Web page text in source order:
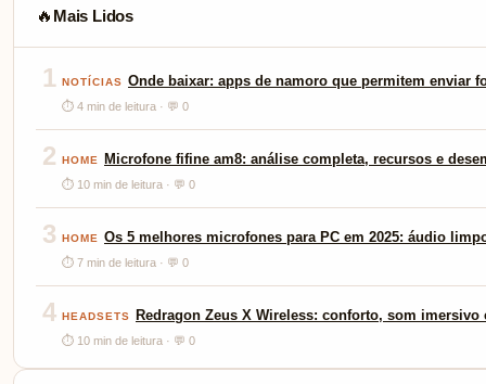
🔥 Mais Lidos
1 NOTÍCIAS Onde baixar: apps de namoro que permitem enviar
⏱ 4 min de leitura · 💬 0
2 HOME Microfone fifine am8: análise completa, recursos e
⏱ 10 min de leitura · 💬 0
3 HOME Os 5 melhores microfones para PC em 2025: áudio
⏱ 7 min de leitura · 💬 0
4 HEADSETS Redragon Zeus X Wireless: conforto, som
⏱ 10 min de leitura · 💬 0